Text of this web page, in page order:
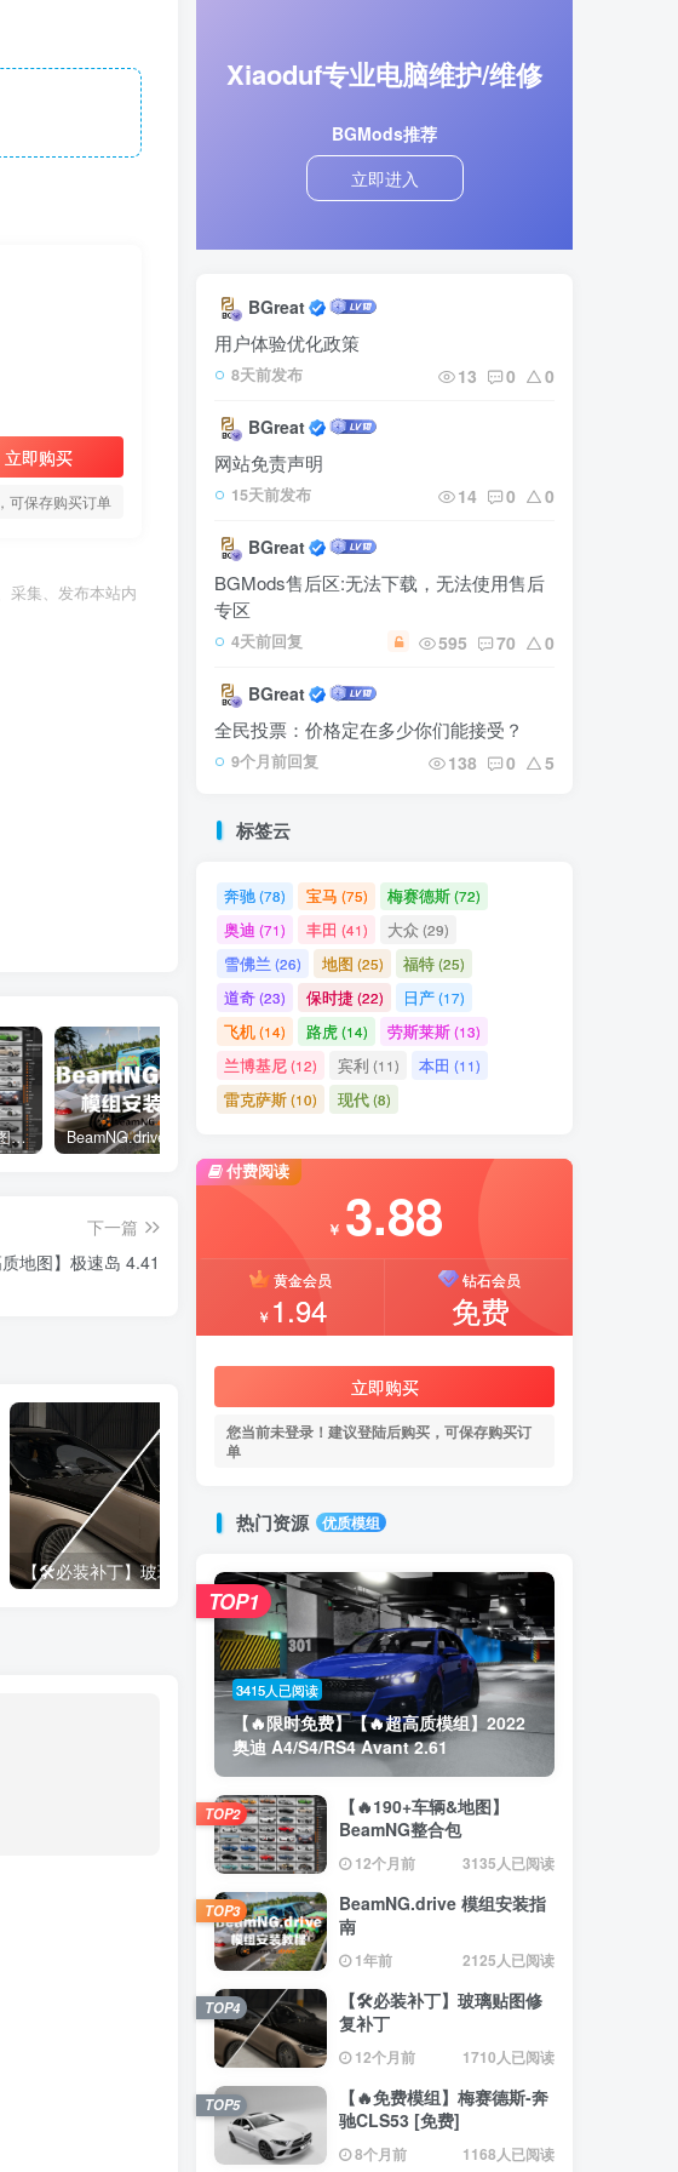
立即购买
可保存购买订单
采集、发布本站内
【🔥190+车辆&地图】BeamNG整合包
下一篇
质地图】极速岛 4.41
【🛠️必装补丁】玻璃贴图修复补丁 【🔥免费模组】梅赛德斯-奔驰CLS53 [免费]
Xiaoduf专业电脑维护/维修
BGMods推荐
立即进入
BGreat
用户体验优化政策
8天前发布 13 0 0
BGreat
网站免责声明
15天前发布 14 0 0
BGreat
BGMods售后区:无法下载，无法使用售后
专区
4天前回复 595 70 0
BGreat
全民投票：价格定在多少你们能接受？
9个月前回复 138 0 5
标签云
奔驰(78) 宝马 (75) 梅赛德斯(72)
奥迪 (71) 丰田 (41) 大众(29)
雪佛兰 (26) 地图 (25) 福特(25)
道奇(23) 保时捷(22) 日产(17)
飞机(14) 路虎(14) 劳斯莱斯(13)
兰博基尼(12) 宾利 (11) 本田 (11)
雷克萨斯(10) 现代(8)
付费阅读
￥ 3.88
黄金会员
￥ 1.94
钻石会员
免费
立即购买
您当前未登录！建议登陆后购买，可保存购买订
单
热门资源 优质模组
3415人已阅读
【🔥限时免费】【🔥超高质模组】2022
奥迪 A4/S4/RS4 Avant 2.61
TOP1
【🔥190+车辆&地图】
BeamNG整合包
12个月前 3135人已阅读
TOP2
BeamNG.drive 模组安装指
南
1年前 2125人已阅读
TOP3
【🛠️必装补丁】玻璃贴图修
复补丁
12个月前 1710人已阅读
TOP4
【🔥免费模组】梅赛德斯-奔
驰CLS53 [免费]
8个月前 1168人已阅读
TOP5